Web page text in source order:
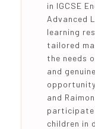
in IGCSE
Advanced
learning
tailored
the needs
and
and
participate
children